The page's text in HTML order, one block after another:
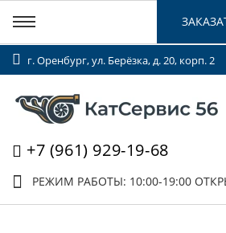
г. Оренбург, ул. Берёзка, д. 20, корп. 2
+7 (961) 929-19-68
РЕЖИМ РАБОТЫ: 10:00-19:00